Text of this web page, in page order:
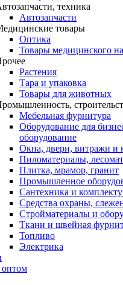
техника
Автозапчасти
товары
Оптика
Товары медицинского
Растения
Тара и упаковка
Товары для животных
Мебельная фурнитура
Оборудование для
оборудование
Окна, двери, витражи и
Пиломатериалы,
Плитка, мрамор, гранит
Промышленное
Сантехника и
Средства охраны,
Стройматериалы и
Ткани и швейная
Топливо
Электрика